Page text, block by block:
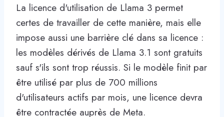
La licence d'utilisation de Llama 3 permet
certes de travailler de cette manière, mais elle
impose aussi une barrière clé dans sa licence :
les modèles dérivés de Llama 3.1 sont gratuits
sauf s'ils sont trop réussis. Si le modèle finit par
être utilisé par plus de 700 millions
d'utilisateurs actifs par mois, une licence devra
être contractée auprès de Meta.